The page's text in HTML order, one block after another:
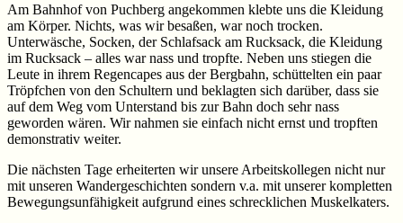
Am Bahnhof von Puchberg angekommen klebte uns die Kleidung
am Körper. Nichts, was wir besaßen, war noch trocken.
Unterwäsche, Socken, der Schlafsack am Rucksack, die Kleidung
im Rucksack – alles war nass und tropfte. Neben uns stiegen die
Leute in ihrem Regencapes aus der Bergbahn, schüttelten ein paar
Tröpfchen von den Schultern und beklagten sich darüber, dass sie
auf dem Weg vom Unterstand bis zur Bahn doch sehr nass
geworden wären. Wir nahmen sie einfach nicht ernst und tropften
demonstrativ weiter.
Die nächsten Tage erheiterten wir unsere Arbeitskollegen nicht nur
mit unseren Wandergeschichten sondern v.a. mit unserer kompletten
Bewegungsunfähigkeit aufgrund eines schrecklichen Muskelkaters.